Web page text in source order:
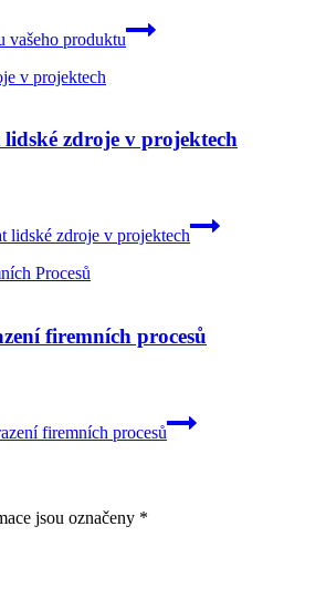
vašeho produktu
zdroje v projektech
lidské zdroje v projektech
firemních procesů
firemních procesů
jsou označeny *